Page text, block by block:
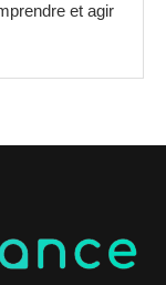
et agir